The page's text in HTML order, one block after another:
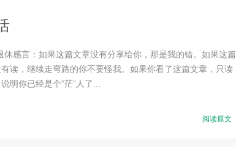
休感言：如果这篇文章没有分享给你，那是我的错。如果这篇
读，继续走弯路的你不要怪我。如果你看了这篇文章，只读
明你已经是个“茫”人了...
阅读原文